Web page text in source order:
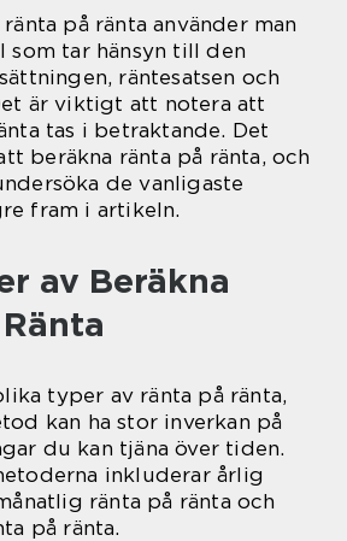
på ränta använder man
som tar hänsyn till den
räntesatsen och
är viktigt att notera att
tas i betraktande. Det
beräkna ränta på ränta, och
de vanligaste
fram i artikeln.
av Beräkna
typer av ränta på ränta,
kan ha stor inverkan på
du kan tjäna över tiden.
inkluderar årlig
ränta på ränta och
på ränta.